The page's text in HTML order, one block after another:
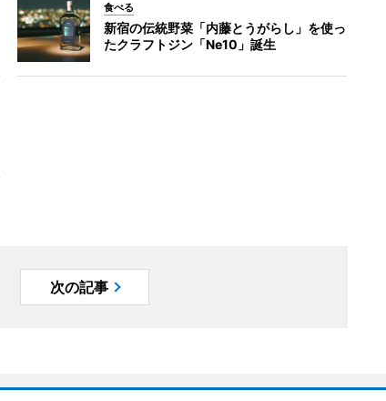
食べる
新宿の伝統野菜「内藤とうがらし」を使っ
たクラフトジン「Ne10」誕生
次の記事